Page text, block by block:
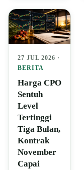
27 JUL 2026 ·
BERITA
Harga CPO
Sentuh
Level
Tertinggi
Tiga Bulan,
Kontrak
November
Capai